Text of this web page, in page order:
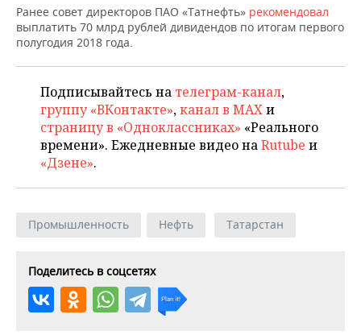
ТЕЛЕКОММУНИКАЦИИ
БИЗНЕС-БРАНЧИ
ONLINE-КОНФЕРЕНЦИИ
ОТКРЫТАЯ ЛЕКЦИЯ
ФУТБОЛ
ХОККЕЙ
БАСКЕТБОЛ
ВОЛЕЙБОЛ
КИБЕРСПОРТ
ХОККЕЙ С МЯЧОМ
НОВОСТИ ОБЩЕСТВА
ВЛАСТЬ
ИНФРАСТРУКТУРА
ИСТОРИЯ
КУЛЬТУРА
ПРОИСШЕСТВИЯ
ФОТОГАЛЕРЕЯ
СЮЖЕТЫ
СПРАВОЧНИК
СПИСОК ПЕРСОН
СПИСОК КОМПАНИЙ
ПОЛНАЯ ВЕРСИЯ
Ранее совет директоров ПАО «Татнефть» рекомендовал
выплатить 70 млрд рублей дивидендов по итогам первого
полугодия 2018 года.
Подписывайтесь на телеграм-канал,
группу «ВКонтакте»,канал в MAXи
страницу в «Одноклассниках» «Реального
времени». Ежедневные видео наRutube и
«Дзене».
Промышленность Нефть Татарстан
Поделитесь в соцсетях